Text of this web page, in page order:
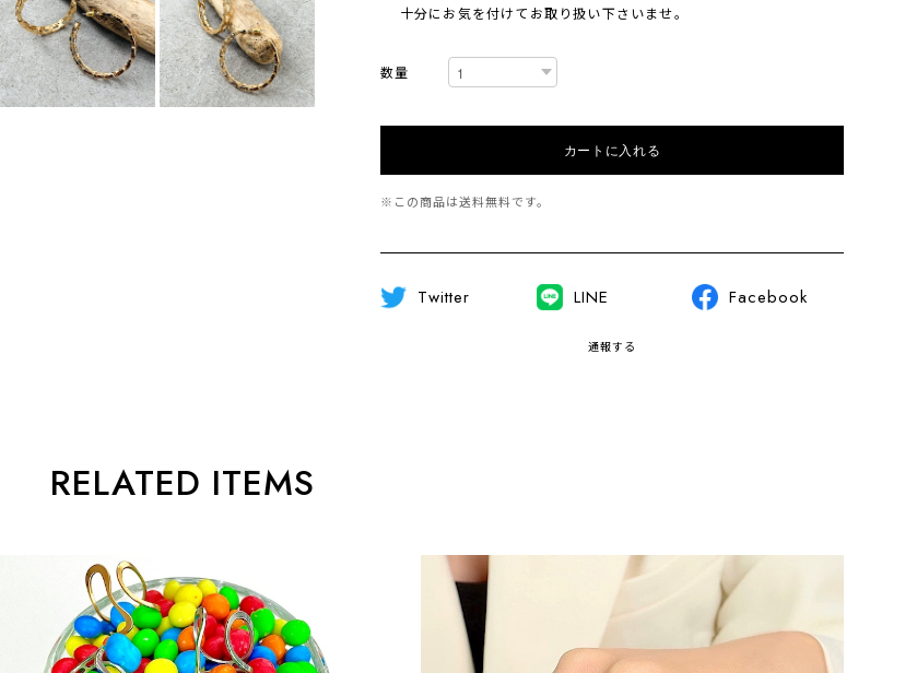
十分にお気を付けてお取り扱い下さいませ。
数量
カートに入れる
※この商品は送料無料です。
Twitter LINE Facebook
通報する
RELATED ITEMS